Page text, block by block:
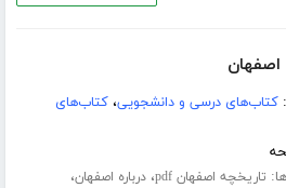
اصفهان
کتاب‌های درسی و دانشجویی،کتاب‌های
تاریخچه اصفهان pdf ،درباره اصفهان،